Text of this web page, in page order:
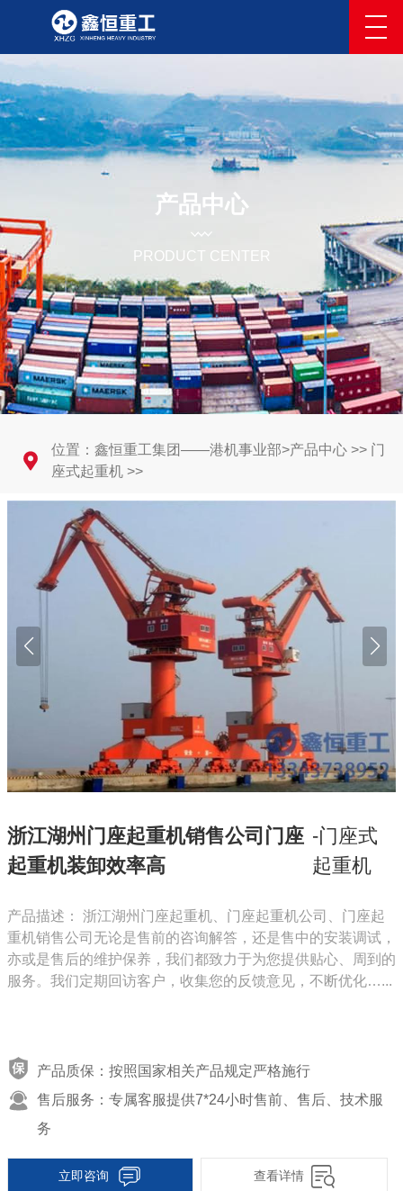
产品中心
PRODUCT CENTER
位置： 鑫恒重工集团——港机事业部>产品中心 >> 门
座式起重机 >>
浙江湖州门座起重机销售公司门座
起重机装卸效率高
-门座式
起重机
产品描述： 浙江湖州门座起重机、门座起重机公司、门座起
重机销售公司无论是售前的咨询解答，还是售中的安装调试，
亦或是售后的维护保养，我们都致力于为您提供贴心、周到的
服务。我们定期回访客户，收集您的反馈意见，不断优化…...
产品质保：按照国家相关产品规定严格施行
售后服务：专属客服提供7*24小时售前、售后、技术服
务
立即咨询 查看详情